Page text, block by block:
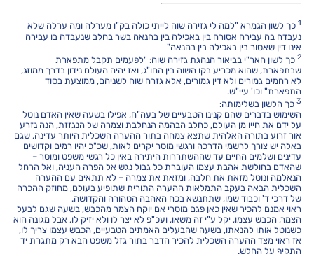
1 כך לשון הגמרא "למה לי גזירה שוה לייתי כולה בק"ו מערלה ומה ערלה שלא
נעבדה בה עבירה אסורה בין באכילה בין בהנאה בשר בחלב שנעבדה בו עבירה
אינו דין שאסור בין באכילה בין בהנאה"
2כך לשון האר"י בביאור הנהגת גזירה שוה: "לפעמים תקבל מתפארת
שבתפארת, שהוא מכריע בקו השוה בין החו"ג, ואז יהיה העולם נידון בדרך ממוזג,
לא רחמים גמורים ולא דין גמורים, אלא גזרה שוה לשניהם, ממוצעת בסוד
התפארת" וכו' עיי"ש.
3כך הלשון בשלימותה:
השימוש בדברים שהם קנינו הטבעיים של בעה"ח, אפילו בשעה שאין האדם נוטל
על ידם את חייו מן העולם, כחלב הבהמה הנחלבת וצמרה של הנגזזת, הנה נזרע
אור זרוע בתורה האלהית שתצא צמחה בתור ההערה השכלית היותר עדינה, שגם
באלה יש צורך לרשמי הדרכה ורגשי מוסר יקרים לאות, שכ"כ יהיו רמים וקדושים
עדינים ושלמים החיים עד שההשתררות היתירה באין כל רגשי משפט ומוסר –
שהאדם בחולשת אהבת עצמו העוברת כל גבול נגש אל הפרה העניה, ואל הרחל
הנאלמה ונוטל מזאת את חלבה, ומזאת את צמרה – לא תתאים עם ההערה
השכלית הבאה בעקב התמלאות ההערה התורית שתופיע בעולם, מחוזק ההכרה
של דרכי ד' וכבוד שמו, שתתנשא בכח האהבה הטהורה והקדושה.
ראוי אמנם להכיר שאין כאן פגם מוסרי אם יוקח הצמר מהכבש, בשעה שגם לבעל
הצמר, הכבש עצמו, יקל ע"י זה משאו, ועכ"פ לא יצר לו ולא יזיק לו, אבל מגונה הוא
כשנוטל אותו להנאתו, בשעה שהבעלים האמתים הטבעיים, הכבש עצמו צריך לו,
אז ראוי מצד ההערה השכלית להכיר הדבר בתור גזל משפט הבא רק מתגרת יד
התקיף על החלש.